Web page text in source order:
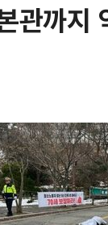
관까